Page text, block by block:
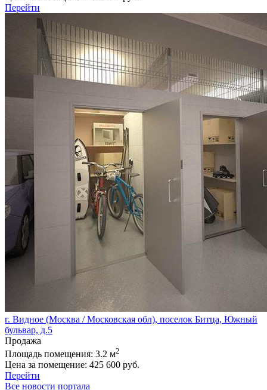
Перейти
г. Видное (Москва / Московская обл), поселок Битца, Южный
бульвар, д.5
Продажа
Площадь помещения: 3.2 м2
Цена за помещение: 425 600 руб.
Перейти
Все новости портала